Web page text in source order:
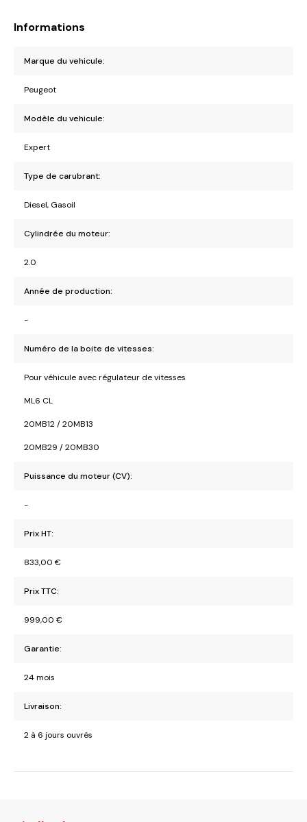
Informations
Marque du vehicule:
Peugeot
Modèle du vehicule:
Expert
Type de carubrant:
Diesel, Gasoil
Cylindrée du moteur:
2.0
Année de production:
-
Numéro de la boite de vitesses:
Pour véhicule avec régulateur de vitesses
ML6 CL
20MB12 / 20MB13
20MB29 / 20MB30
Puissance du moteur (CV):
-
Prix HT:
833,00 €
Prix TTC:
999,00 €
Garantie:
24 mois
Livraison:
2 à 6 jours ouvrés